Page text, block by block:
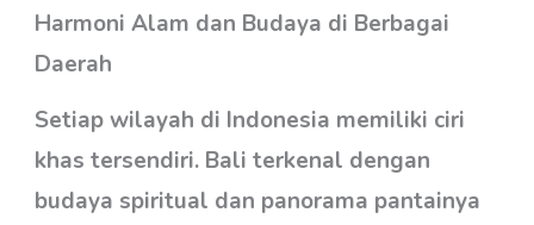
Harmoni Alam dan Budaya di Berbagai
Daerah
Setiap wilayah di Indonesia memiliki ciri
khas tersendiri. Bali terkenal dengan
budaya spiritual dan panorama pantainya